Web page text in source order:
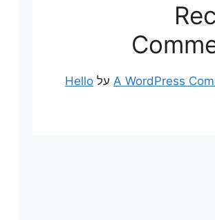
A WordPress על Hello